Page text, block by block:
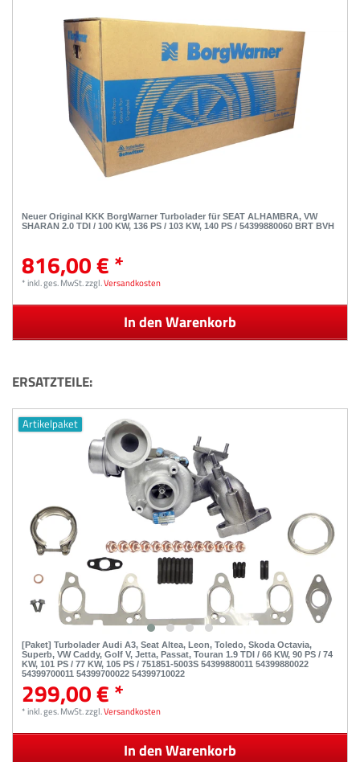
Neuer Original KKK BorgWarner Turbolader für SEAT ALHAMBRA, VW
SHARAN 2.0 TDI / 100 KW, 136 PS / 103 KW, 140 PS / 54399880060 BRT BVH
816,00 € *
*inkl. ges. MwSt.zzgl.Versandkosten
In den Warenkorb
ERSATZTEILE:
Artikelpaket
[Paket] Turbolader Audi A3, Seat Altea, Leon, Toledo, Skoda Octavia,
Superb, VW Caddy, Golf V, Jetta, Passat, Touran 1.9 TDI / 66 KW, 90 PS / 74
KW, 101 PS / 77 KW, 105 PS / 751851-5003S 54399880011 54399880022
54399700011 54399700022 54399710022
299,00 € *
*inkl. ges. MwSt.zzgl.Versandkosten
In den Warenkorb